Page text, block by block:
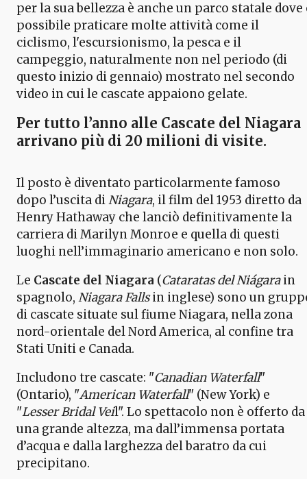
per la sua bellezza è anche un parco statale dove
possibile praticare molte attività come il
ciclismo, l'escursionismo, la pesca e il
campeggio, naturalmente non nel periodo (di
questo inizio di gennaio) mostrato nel secondo
video in cui le cascate appaiono gelate.
Per tutto l’anno alle Cascate del Niagara
arrivano più di 20 milioni di visite.
Il posto è diventato particolarmente famoso
dopo l’uscita diNiagara, il film del 1953 diretto da
Henry Hathaway che lanciò definitivamente la
carriera di Marilyn Monroe e quella di questi
luoghi nell’immaginario americano e non solo.
Le Cascate del Niagara (Cataratas del Niágarain
spagnolo, Niagara Fallsin inglese) sono un
di cascate situate sul fiume Niagara, nella zona
nord-orientale del Nord America, al confine tra
Stati Uniti e Canada.
Includono tre cascate: "Canadian Waterfall"
(Ontario), "American Waterfall" (New York) e
"Lesser Bridal Veil". Lo spettacolo non è offerto da
una grande altezza, ma dall’immensa portata
d’acqua e dalla larghezza del baratro da cui
precipitano.